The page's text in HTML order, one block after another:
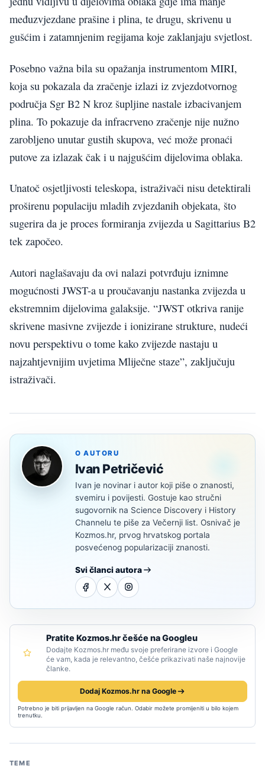
međuzvjezdane prašine i plina, te drugu, skrivenu u
gušćim i zatamnjenim regijama koje zaklanjaju svjetlost.
Posebno važna bila su opažanja instrumentom MIRI,
koja su pokazala da zračenje izlazi iz zvjezdotvornog
područja Sgr B2 N kroz šupljine nastale izbacivanjem
plina. To pokazuje da infracrveno zračenje nije nužno
zarobljeno unutar gustih skupova, već može pronaći
putove za izlazak čak i u najgušćim dijelovima oblaka.
Unatoč osjetljivosti teleskopa, istraživači nisu detektirali
proširenu populaciju mladih zvjezdanih objekata, što
sugerira da je proces formiranja zvijezda u Sagittarius B2
tek započeo.
Autori naglašavaju da ovi nalazi potvrđuju iznimne
mogućnosti JWST-a u proučavanju nastanka zvijezda u
ekstremnim dijelovima galaksije. “JWST otkriva ranije
skrivene masivne zvijezde i ionizirane strukture, nudeći
novu perspektivu o tome kako zvijezde nastaju u
najzahtjevnijim uvjetima Mliječne staze”, zaključuju
istraživači.
O AUTORU
Ivan Petričević
Ivan je novinar i autor koji piše o znanosti,
svemiru i povijesti. Gostuje kao stručni
sugovornik na Science Discovery i History
Channelu te piše za Večernji list. Osnivač je
Kozmos.hr, prvog hrvatskog portala
posvećenog popularizaciji znanosti.
Svi članci autora
Pratite Kozmos.hr češće na Googleu
Dodajte Kozmos.hr među svoje preferirane izvore i Google
će vam, kada je relevantno, češće prikazivati naše najnovije
članke.
Dodaj Kozmos.hr na Google
Potrebno je biti prijavljen na Google račun. Odabir možete promijeniti u bilo kojem
trenutku.
TEME